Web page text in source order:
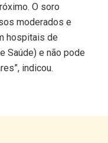
O soro
moderados e
hospitais de
Saúde) e não pode
indicou.